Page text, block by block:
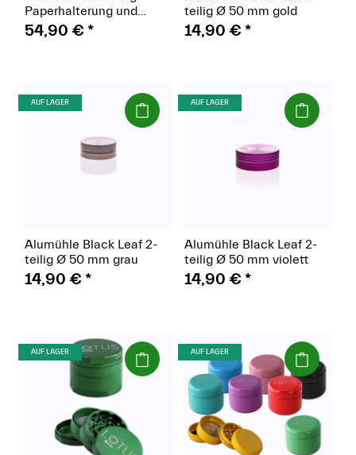
Paperhalterung und
Mischschale, schwarz
54,90 € *
teilig Ø 50 mm gold
14,90 € *
AUF LAGER (Paket)
Alumühle Black Leaf 2-
teilig Ø 50 mm grau
14,90 € *
AUF LAGER (Paket)
Alumühle Black Leaf 2-
teilig Ø 50 mm violett
14,90 € *
AUF LAGER (Paket) AUF LAGER (Paket)